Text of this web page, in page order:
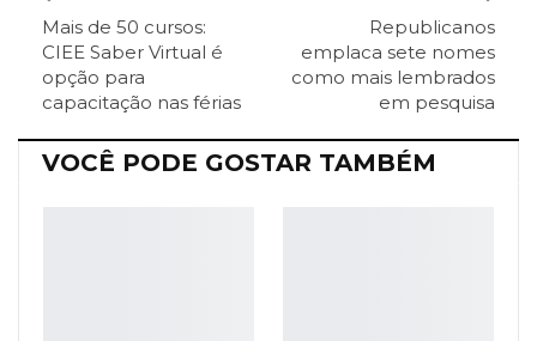
ReddIt Pinterest Telegram
Facebook Messenger O email
Mais de 50 cursos:
CIEE Saber Virtual é
opção para
capacitação nas férias
Republicanos
emplaca sete nomes
como mais lembrados
em pesquisa
VOCÊ PODE GOSTAR TAMBÉM